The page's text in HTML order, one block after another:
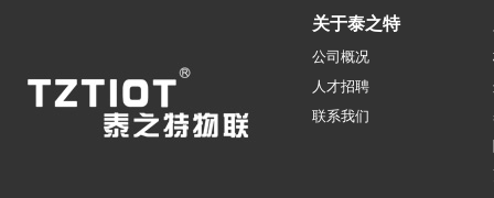
关于泰之特
公司概况
人才招聘
联系我们